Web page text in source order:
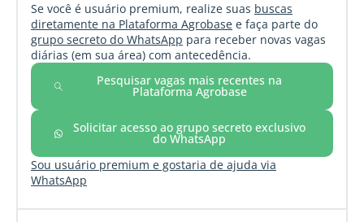
Se você é usuário premium, realize suas buscas
diretamente na Plataforma Agrobase e faça parte do
grupo secreto do WhatsApp para receber novas vagas
diárias (em sua área) com antecedência.
Pesquisar vagas mais recentes na
Plataforma Agrobase
Solicitar acesso ao grupo secreto exclusivo
do WhatsApp
Sou usuário premium e gostaria de ajuda via
WhatsApp